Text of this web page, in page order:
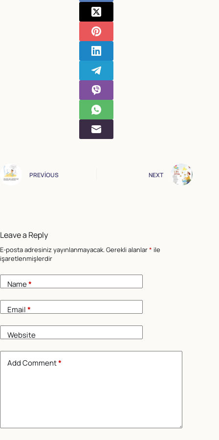
PREVIOUS NEXT
Leave a Reply
E-posta adresiniz yayınlanmayacak.Gerekli alanlar* ile
işaretlenmişlerdir
Name*
Email*
Website
Add Comment*